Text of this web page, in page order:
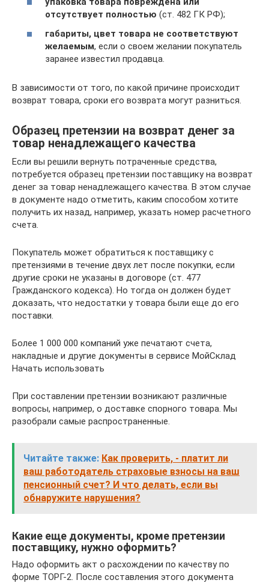
отсутствует полностью (ст. 482 ГК РФ);
габариты, цвет товара не соответствуют
желаемым, если о своем желании покупатель
заранее известил продавца.
В зависимости от того, по какой причине происходит
возврат товара, сроки его возврата могут разниться.
Образец претензии на возврат денег за
товар ненадлежащего качества
Если вы решили вернуть потраченные средства,
потребуется образец претензии поставщику на возврат
денег за товар ненадлежащего качества. В этом случае
в документе надо отметить, каким способом хотите
получить их назад, например, указать номер расчетного
счета.
Покупатель может обратиться к поставщику с
претензиями в течение двух лет после покупки, если
другие сроки не указаны в договоре (ст. 477
Гражданского кодекса). Но тогда он должен будет
доказать, что недостатки у товара были еще до его
поставки.
Более 1 000 000 компаний уже печатают счета,
накладные и другие документы в сервисе МойСклад
Начать использовать
При составлении претензии возникают различные
вопросы, например, о доставке спорного товара. Мы
разобрали самые распространенные.
Читайте также: Как проверить, - платит ли
ваш работодатель страховые взносы на ваш
пенсионный счет? И что делать, если вы
обнаружите нарушения?
Какие еще документы, кроме претензии
поставщику, нужно оформить?
Надо оформить акт о расхождении по качеству по
форме ТОРГ-2. После составления этого документа